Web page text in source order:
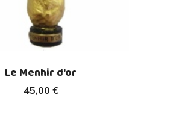
45,00 €
Le Menhir d'or